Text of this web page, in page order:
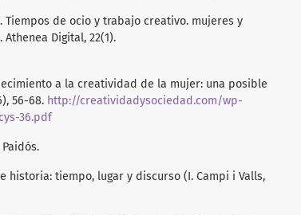
Tiempos de ocio y trabajo creativo. mujeres y
Digital, 22(1).
a la creatividad de la mujer: una posible
56-68. http://creatividadysociedad.com/wp-
36.pdf
historia: tiempo, lugar y discurso (I. Campi i Valls,